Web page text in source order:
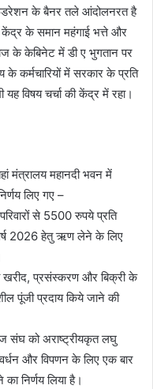
फेडरेशन के बैनर तले आंदोलनरत है
केंद्र के समान महंगाई भत्ते और
के केबिनेट में डी ए भुगतान पर
के कर्मचारियों में सरकार के प्रति
विषय चर्चा की केंद्र में रहा।
मंत्रालय महानदी भवन में
लिए गए –
से 5500 रुपये प्रति
2026 हेतु ऋण लेने के लिए
खरीद, प्रसंस्करण और बिक्री के
पूंजी प्रदाय किये जाने की
संघ को अराष्ट्रीयकृत लघु
और विपणन के लिए एक बार
निर्णय लिया है।